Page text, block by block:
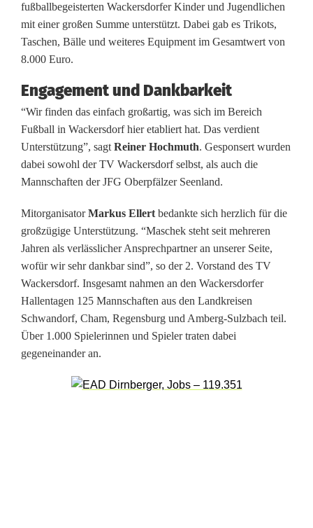
E
u
r
o
S
p
e
d
e
f
ü
r
J
fußballbegeisterten Wackersdorfer Kinder und Jugendlichen
mit einer großen Summe unterstützt. Dabei gab es Trikots,
Taschen, Bälle und weiteres Equipment im Gesamtwert von
8.000 Euro.
Engagement und Dankbarkeit
“Wir finden das einfach großartig, was sich im Bereich
Fußball in Wackersdorf hier etabliert hat. Das verdient
Unterstützung”, sagt Reiner Hochmuth. Gesponsert wurden
dabei sowohl der TV Wackersdorf selbst, als auch die
Mannschaften der JFG Oberpfälzer Seenland.
MitorganisatorMarkus Ellert bedankte sich herzlich für die
großzügige Unterstützung. “Maschek steht seit mehreren
Jahren als verlässlicher Ansprechpartner an unserer Seite,
wofür wir sehr dankbar sind”, so der 2. Vorstand des TV
Wackersdorf. Insgesamt nahmen an den Wackersdorfer
Hallentagen 125 Mannschaften aus den Landkreisen
Schwandorf, Cham, Regensburg und Amberg-Sulzbach teil.
Über 1.000 Spielerinnen und Spieler traten dabei
gegeneinander an.